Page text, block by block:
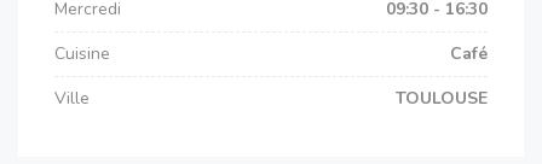
Mercredi
09:30 - 16:30
Cuisine
Café
Ville
TOULOUSE